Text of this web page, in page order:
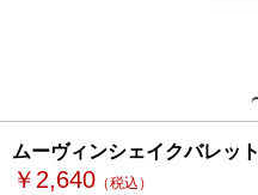
ムーヴィンシェイクバレット
￥2,640 （税込）